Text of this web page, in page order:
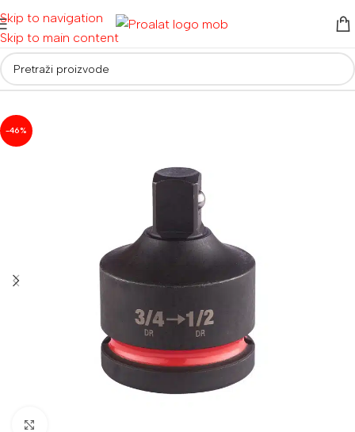
Skip to navigation
Skip to main content
Početna/ Pribor/Adapteri i produžetci
-46%